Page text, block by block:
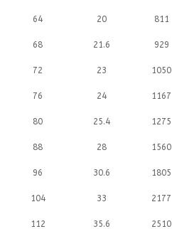
64 20 811
68 21.6 929
72 23 1050
76 24 1167
80 25.4 1275
88 28 1560
96 30.6 1805
104 33 2177
112 35.6 2510